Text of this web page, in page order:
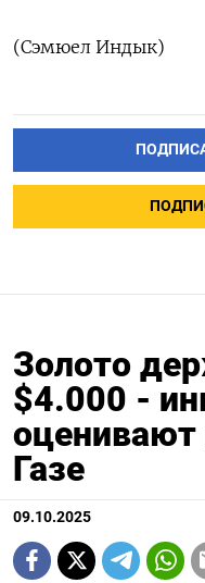
(Сэмюел Индык)
Золото
$4.000 -
оценивают
Газе
09.10.2025